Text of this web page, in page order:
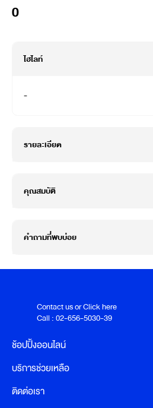
0
ไฮไลท์
-
รายละเอียด
คุณสมบัติ
คำถามที่พบบ่อย
Contact us or Click here
Call :02-656-5030-39
ช้อปปิ้งออนไลน์
บริการช่วยเหลือ
ติดต่อเรา